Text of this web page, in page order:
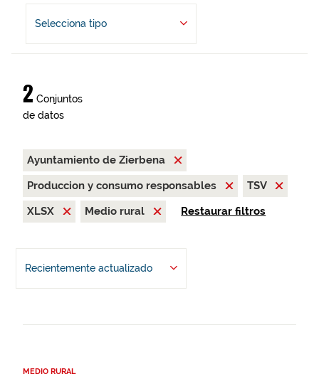
Selecciona tipo
2 Conjuntos
de datos
Ayuntamiento de Zierbena
Produccion y consumo responsables
TSV
XLSX
Medio rural Restaurar filtros
Recientemente actualizado
MEDIO RURAL